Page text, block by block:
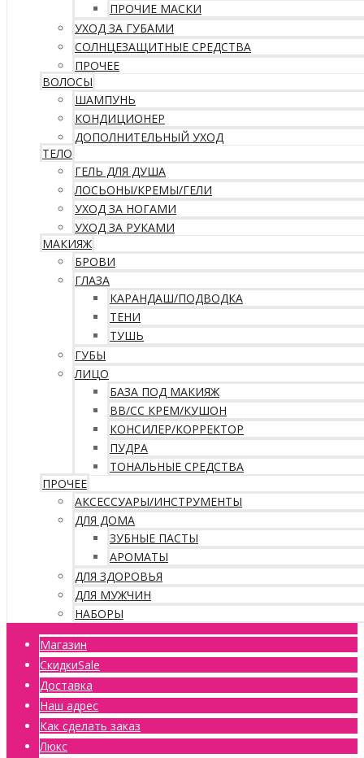
ПРОЧИЕ МАСКИ
УХОД ЗА ГУБАМИ
СОЛНЦЕЗАЩИТНЫЕ СРЕДСТВА
ПРОЧЕЕ
ВОЛОСЫ
ШАМПУНЬ
КОНДИЦИОНЕР
ДОПОЛНИТЕЛЬНЫЙ УХОД
ТЕЛО
ГЕЛЬ ДЛЯ ДУША
ЛОСЬОНЫ/КРЕМЫ/ГЕЛИ
УХОД ЗА НОГАМИ
УХОД ЗА РУКАМИ
МАКИЯЖ
БРОВИ
ГЛАЗА
КАРАНДАШ/ПОДВОДКА
ТЕНИ
ТУШЬ
ГУБЫ
ЛИЦО
БАЗА ПОД МАКИЯЖ
ВВ/CC КРЕМ/КУШОН
КОНСИЛЕР/КОРРЕКТОР
ПУДРА
ТОНАЛЬНЫЕ СРЕДСТВА
ПРОЧЕЕ
АКСЕССУАРЫ/ИНСТРУМЕНТЫ
ДЛЯ ДОМА
ЗУБНЫЕ ПАСТЫ
АРОМАТЫ
ДЛЯ ЗДОРОВЬЯ
ДЛЯ МУЖЧИН
НАБОРЫ
Магазин
СкидкиSale
Доставка
Наш адрес
Как сделать заказ
Люкс